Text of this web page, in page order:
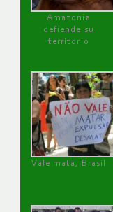
Amazonía
defiende su
territorio
Vale mata, Brasil